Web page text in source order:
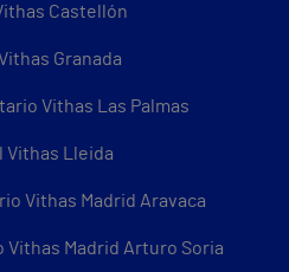
Castellón
Granada
Vithas Las Palmas
Vithas Lleida
Vithas Madrid Aravaca
Madrid Arturo Soria